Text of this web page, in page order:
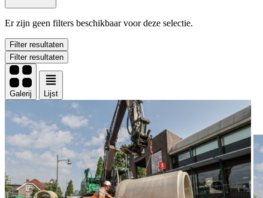
Er zijn geen filters beschikbaar voor deze selectie.
Filter resultaten
Filter resultaten
Galerij Lijst